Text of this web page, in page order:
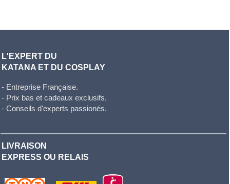
L'EXPERT DU
KATANA ET DU COSPLAY
- Entreprise Française.
- Prix bas et cadeaux exclusifs.
- Conseils d'experts passionés.
LIVRAISON
EXPRESS OU RELAIS